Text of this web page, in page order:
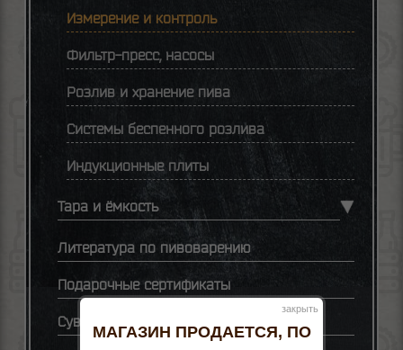
Измерение и контроль
Фильтр-пресс, насосы
Розлив и хранение пива
Системы беспенного розлива
Индукционные плиты
Тара и ёмкость
Литература по пивоварению
Подарочные сертификаты
Сувенирная продукция
закрыть
МАГАЗИН ПРОДАЕТСЯ, ПО